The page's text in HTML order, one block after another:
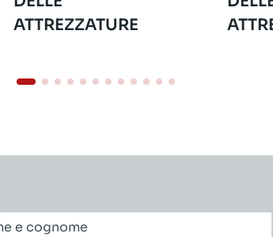
ATTREZZATURE